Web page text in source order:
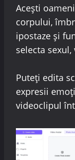
Acești
corpului,
ipostaze și
selecta
Puteți edita
expresii
videoclipul